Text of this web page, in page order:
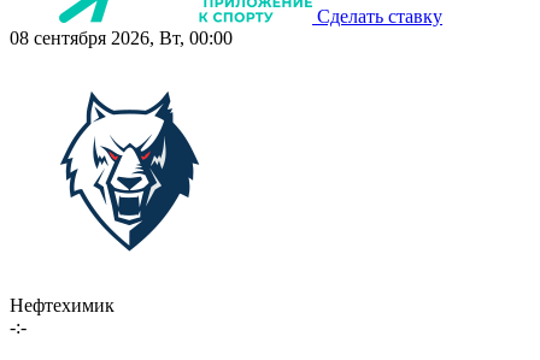
Сделать ставку
08 сентября 2026, Вт, 00:00
Нефтехимик
-:-